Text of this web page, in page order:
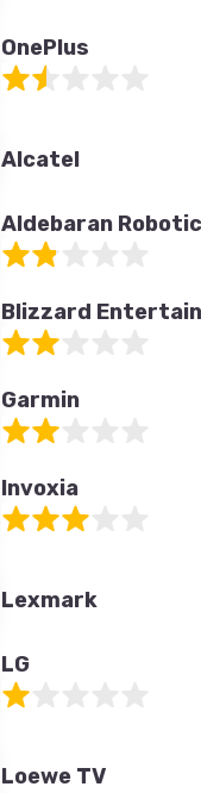
OnePlus
Alcatel
Aldebaran
Blizzard
Garmin
Invoxia
Lexmark
LG
Loewe TV